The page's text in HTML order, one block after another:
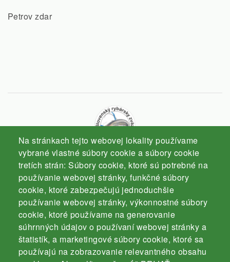
Petrov zdar
Na stránkach tejto webovej lokality používame
vybrané vlastné súbory cookie a súbory cookie
tretích strán: Súbory cookie, ktoré sú potrebné na
používanie webovej stránky, funkčné súbory
cookie, ktoré zabezpečujú jednoduchšie
používanie webovej stránky, výkonnostné súbory
cookie, ktoré používame na generovanie
súhrnných údajov o používaní webovej stránky a
štatistík, a marketingové súbory cookie, ktoré sa
používajú na zobrazovanie relevantného obsahu
Kontakt
Slovenský rybársky zväz
Komárno